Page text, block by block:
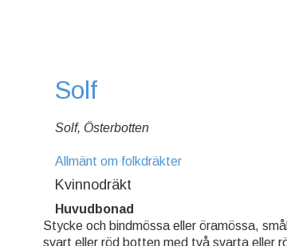
Solf
Solf, Österbotten
Allmänt om folkdräkter
Kvinnodräkt
Huvudbonad
Stycke och bindmössa eller öramössa,
svart eller röd botten med två svarta eller